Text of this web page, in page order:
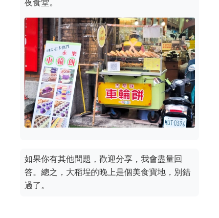
夜食堂。
如果你有其他問題，歡迎分享，我會盡量回
答。總之，大稻埕的晚上是個美食寶地，別錯
過了。